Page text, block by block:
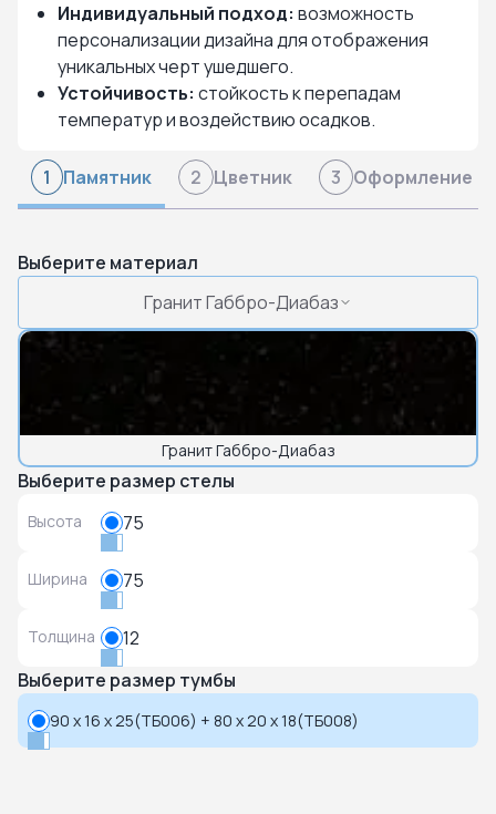
Индивидуальный подход: возможность
персонализации дизайна для отображения
уникальных черт ушедшего.
Устойчивость: стойкость к перепадам
температур и воздействию осадков.
1 Памятник 2 Цветник 3 Оформление
Выберите материал
Гранит Габбро-Диабаз
Гранит Габбро-Диабаз
Выберите размер стелы
Высота 75
Ширина 75
Толщина
12
Выберите размер тумбы
90 x 16 x 25(ТБ006) + 80 x 20 x 18(ТБ008)